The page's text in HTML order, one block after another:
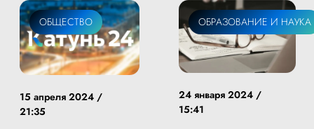
ОБЩЕСТВО
15 апреля 2024 /
21:35
ОБРАЗОВАНИЕ И НАУКА
24 января 2024 /
15:41